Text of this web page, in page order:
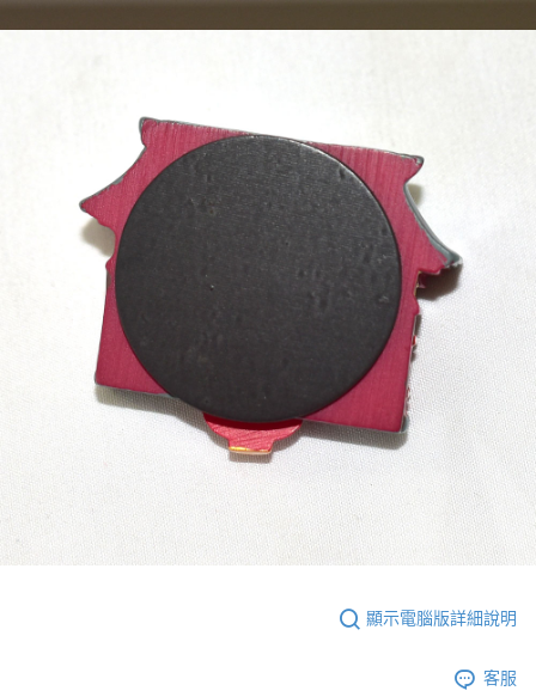
顯示電腦版詳細說明
客服